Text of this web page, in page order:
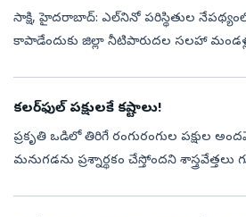
సాక్షి, హైదరాబాద్‌: ఎల్‌నినో పరిస్థితుల
కాపాడేందుకు జిల్లా నీటిపారుదల సలహా
కలర్‌ఫుల్‌ పక్షులకే కష్టాలు!
ప్రకృతి ఒడిలో తిరిగే రంగురంగుల పక్షుల
మనుగడను ప్రశ్నార్థకం చేస్తోందని